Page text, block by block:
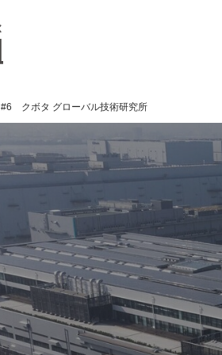
#6 クボタ グローバル技術研究所